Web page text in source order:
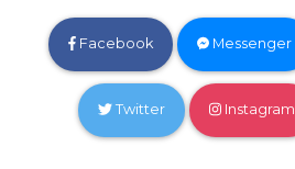
Facebook Messenger
Twitter Instagram